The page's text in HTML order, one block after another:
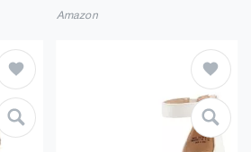
Amazon